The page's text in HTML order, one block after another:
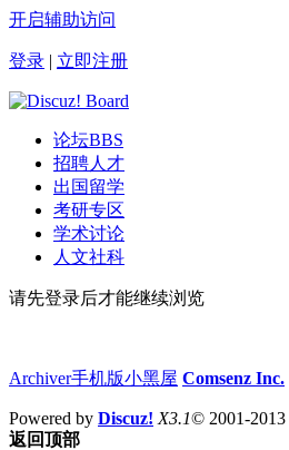
开启辅助访问
登录 | 立即注册
论坛BBS
招聘人才
出国留学
考研专区
学术讨论
人文社科
请先登录后才能继续浏览
Archiver手机版小黑屋 Comsenz Inc.
Powered by Discuz! X3.1© 2001-2013
返回顶部